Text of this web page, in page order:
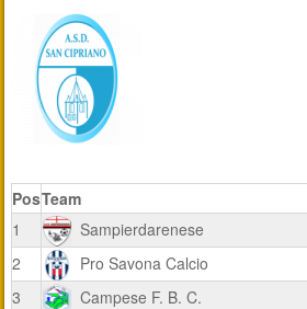
PosTeam
1
Sampierdarenese
2
Pro Savona Calcio
3
Campese F. B. C.